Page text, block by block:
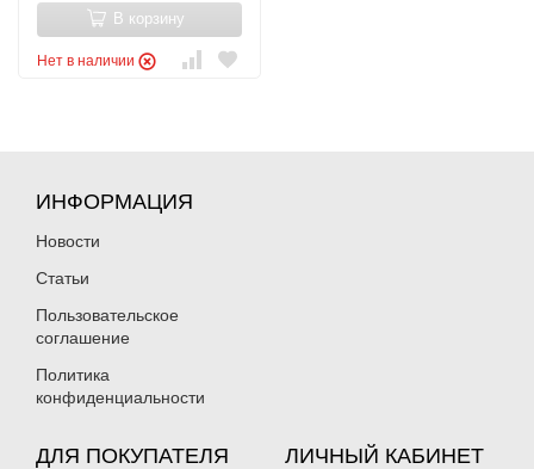
В корзину
Нет в наличии
ИНФОРМАЦИЯ
Новости
Статьи
Пользовательское
соглашение
Политика
конфиденциальности
ДЛЯ ПОКУПАТЕЛЯ ЛИЧНЫЙ КАБИНЕТ